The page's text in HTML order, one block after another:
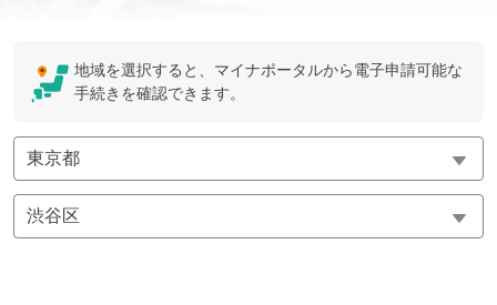
地域を選択すると、マイナポータルから電子申請可能な
手続きを確認できます。